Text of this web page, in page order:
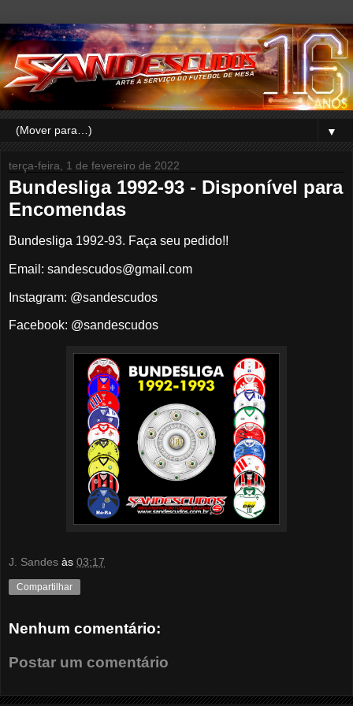
▼
terça-feira, 1 de fevereiro de 2022
Bundesliga 1992-93 - Disponível para
Encomendas
Bundesliga 1992-93. Faça seu pedido!!
Email: sandescudos@gmail.com
Instagram: @sandescudos
Facebook: @sandescudos
J. Sandes às 03:17
Compartilhar
Nenhum comentário:
Postar um comentário